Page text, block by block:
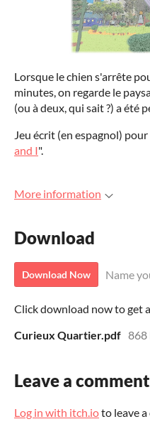
Lorsque le chien s'arrête
minutes, on regarde le
(ou à deux, qui sait ?) a été
Jeu écrit (en espagnol)
and I".
More information
Download
Download Now Name
Click download now to get
Curieux Quartier.pdf 868
Leave a comment
Log in with itch.ioto leave